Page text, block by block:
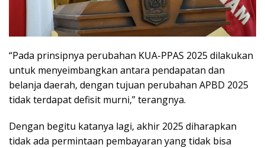
“Pada prinsipnya perubahan KUA-PPAS 2025 dilakukan
untuk menyeimbangkan antara pendapatan dan
belanja daerah, dengan tujuan perubahan APBD 2025
tidak terdapat defisit murni,” terangnya.
Dengan begitu katanya lagi, akhir 2025 diharapkan
tidak ada permintaan pembayaran yang tidak bisa